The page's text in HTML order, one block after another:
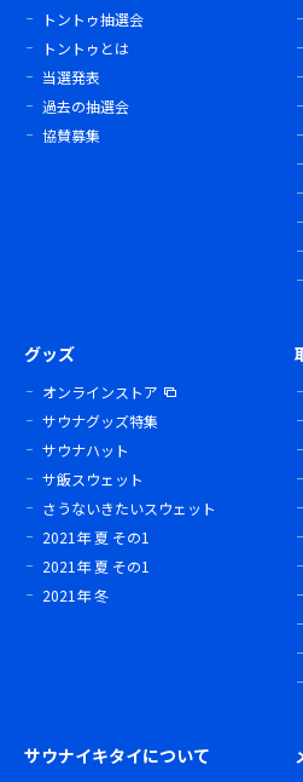
トントゥ抽選会
トントゥとは
当選発表
過去の抽選会
協賛募集
グッズ
オンラインストア
サウナグッズ特集
サウナハット
サ飯スウェット
さうないきたいスウェット
2021年 夏 その1
2021年 夏 その1
2021年 冬
サウナイキタイについて